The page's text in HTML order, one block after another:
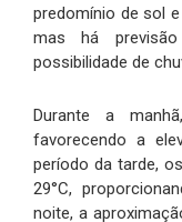
predomínio de sol
mas há
possibilidade de
Durante a
favorecendo a
período da tarde,
29°C,
noite, a